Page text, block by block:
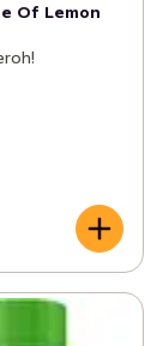
Of Lemon